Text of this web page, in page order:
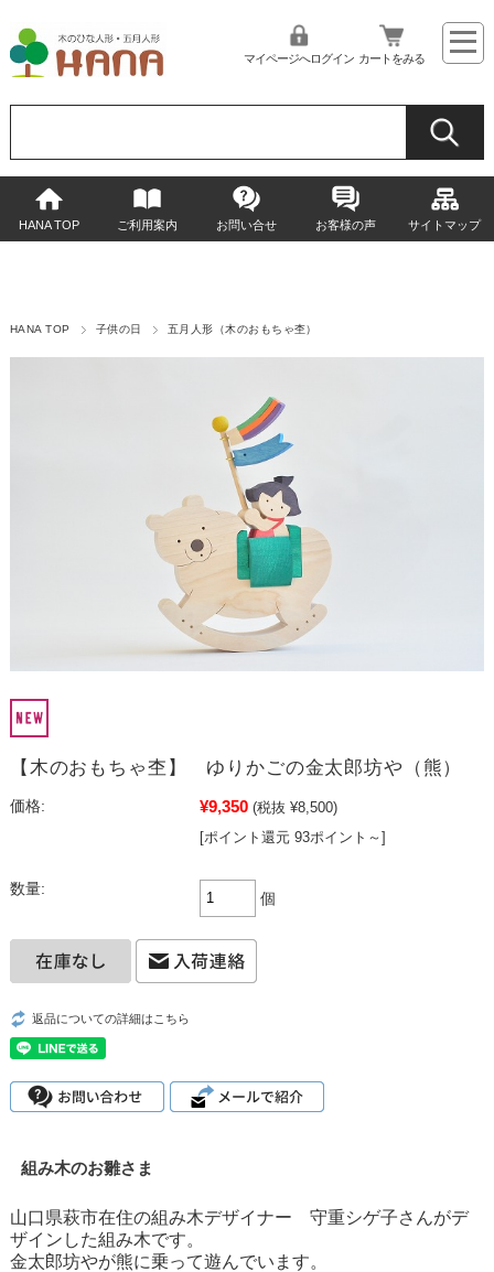
マイページへログイン カートをみる
HANA TOP ご利用案内 お問い合せ お客様の声 サイトマップ
HANA TOP 子供の日 五月人形（木のおもちゃ杢）
【木のおもちゃ杢】 ゆりかごの金太郎坊や（熊）
価格: ¥9,350 (税抜 ¥8,500)
[ポイント還元 93ポイント～]
数量:
個
返品についての詳細はこちら
組み木のお雛さま
山口県萩市在住の組み木デザイナー 守重シゲ子さんがデ
ザインした組み木です。
金太郎坊やが熊に乗って遊んでいます。